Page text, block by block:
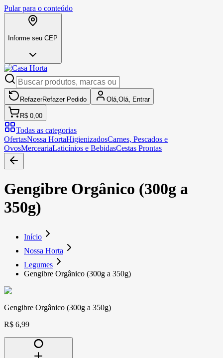
Pular para o conteúdo
Informe seu CEP
RefazerRefazer Pedido Olá, Olá, Entrar
R$ 0,00
Todas as categorias
OfertasNossa HortaHigienizadosCarnes, Pescados e
OvosMerceariaLaticínios e BebidasCestas Prontas
Gengibre Orgânico (300g a
350g)
Início
Nossa Horta
Legumes
Gengibre Orgânico (300g a 350g)
Gengibre Orgânico (300g a 350g)
R$ 6,99